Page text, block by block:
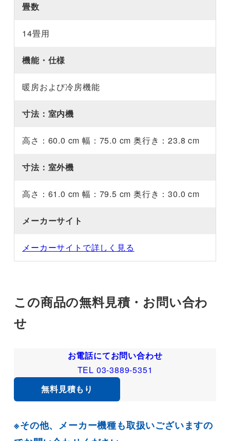
畳数
14畳用
機能・仕様
暖房および冷房機能
寸法：室内機
高さ：60.0 cm 幅：75.0 cm 奥行き：23.8 cm
寸法：室外機
高さ：61.0 cm 幅：79.5 cm 奥行き：30.0 cm
メーカーサイト
メーカーサイトで詳しく見る
この商品の無料見積・お問い合わ
せ
お電話にてお問い合わせ
TEL 03-3889-5351
無料見積もり
※その他、メーカー機種も取扱いございますの